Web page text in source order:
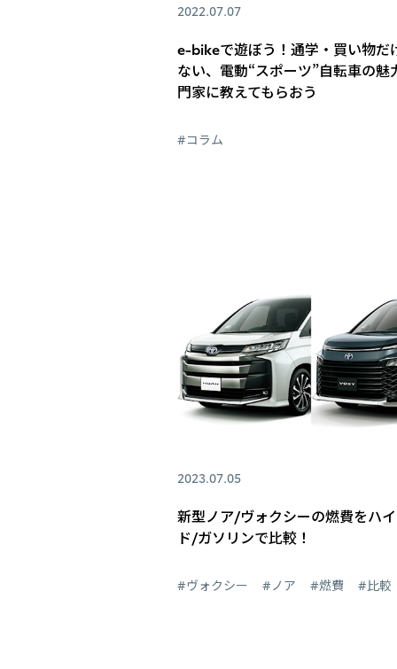
2022.07.07
e-bikeで遊ぼう！通学・買い物だ
ない、電動“スポーツ”自転車の魅
門家に教えてもらおう
#コラム
2023.07.05
新型ノア/ヴォクシーの燃費をハ
ド/ガソリンで比較！
#ヴォクシー #ノア #燃費 #比較